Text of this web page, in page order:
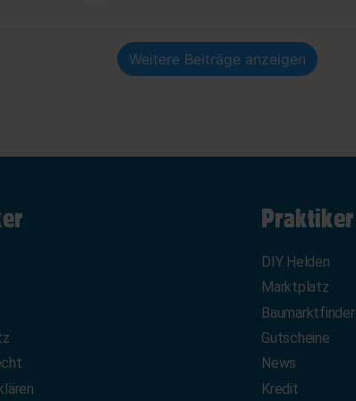
Weitere Beiträge anzeigen
DIY Helden
Marktplatz
Baumarktfinder
Gutscheine
News
Kredit